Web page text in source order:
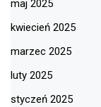
maj 2025
kwiecień 2025
marzec 2025
luty 2025
styczeń 2025